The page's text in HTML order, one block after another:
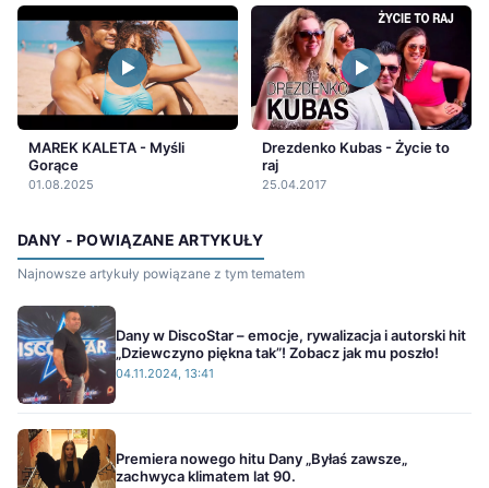
MAREK KALETA - Myśli
Gorące
01.08.2025
Drezdenko Kubas - Życie to
raj
25.04.2017
DANY - POWIĄZANE ARTYKUŁY
Najnowsze artykuły powiązane z tym tematem
Dany w DiscoStar – emocje, rywalizacja i autorski hit
„Dziewczyno piękna tak”! Zobacz jak mu poszło!
04.11.2024, 13:41
Premiera nowego hitu Dany „Byłaś zawsze„
zachwyca klimatem lat 90.